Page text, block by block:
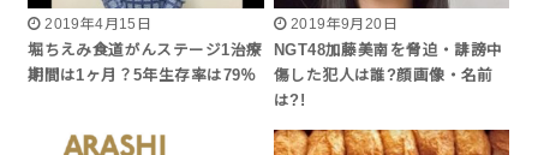
2019年4月15日
堀ちえみ食道がんステージ1治療
期間は1ヶ月？5年生存率は79％
2019年9月20日
NGT48加藤美南を脅迫・誹謗中
傷した犯人は誰?顔画像・名前
は?!